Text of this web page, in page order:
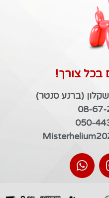
בכל צורך!
08-67-
050-